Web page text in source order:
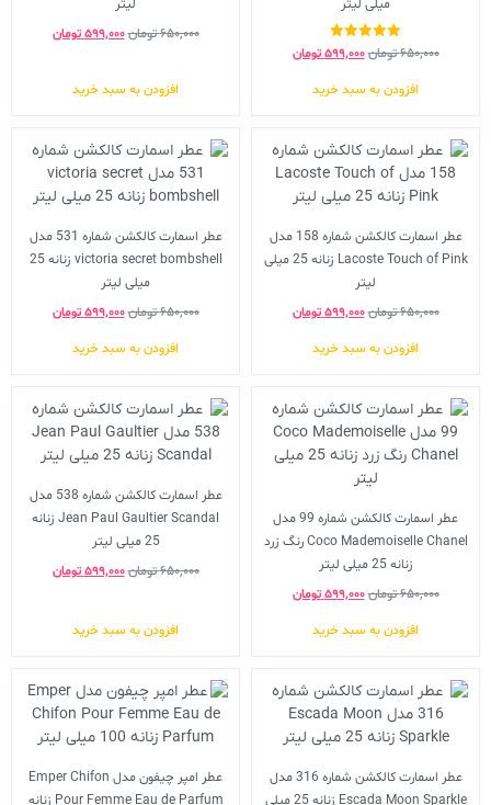
میلی لیتر
نمره
5.00
۶۵۰,۰۰۰تومان۵۹۹,۰۰۰ تومان
افزودن به سبد خرید
لیتر
۶۵۰,۰۰۰تومان۵۹۹,۰۰۰ تومان
افزودن به سبد خرید
عطر اسمارت کالکشن شماره 158 مدل
Lacoste Touch of Pink زنانه 25 میلی
لیتر
۶۵۰,۰۰۰تومان۵۹۹,۰۰۰ تومان
افزودن به سبد خرید
عطر اسمارت کالکشن شماره 531 مدل
victoria secret bombshell زنانه 25
میلی لیتر
۶۵۰,۰۰۰تومان۵۹۹,۰۰۰ تومان
افزودن به سبد خرید
عطر اسمارت کالکشن شماره 99 مدل
Coco Mademoiselle Chanel رنگ زرد
زنانه 25 میلی لیتر
۶۵۰,۰۰۰تومان۵۹۹,۰۰۰ تومان
افزودن به سبد خرید
عطر اسمارت کالکشن شماره 538 مدل
Jean Paul Gaultier Scandal زنانه
25 میلی لیتر
۶۵۰,۰۰۰تومان۵۹۹,۰۰۰ تومان
افزودن به سبد خرید
عطر اسمارت کالکشن شماره 316 مدل
Escada Moon Sparkle زنانه 25 میلی
عطر امپر چیفون مدل Emper Chifon
Pour Femme Eau de Parfum زنانه